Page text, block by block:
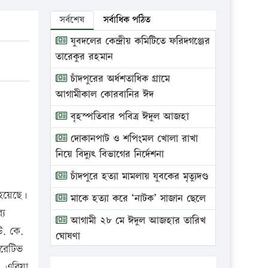
কে.
সর্বশেষ সর্বাধিক পঠিত
যুবদলের কেন্দ্রীয় কমিটিতে ফরিদগঞ্জের
তারেকুর রহমান
চাঁদপুরের অর্ধশতাধিক গ্রামে
আগামীকাল কোরবানির ঈদ
বৃহস্পতিবার পবিত্র ঈদুল আজহা
দোকানপাট ও শপিংমল খোলা রাখা
নিয়ে বিদ্যুৎ বিভাগের নির্দেশনা
চাঁদপুরে হত্যা মামলায় যুবকের মৃত্যুদণ্ড
মাকে হত্যা করে ‘নাটক’ সাজান ছেলে
আগামী ২৮ মে ঈদুল আজহার তারিখ
ঘোষণা